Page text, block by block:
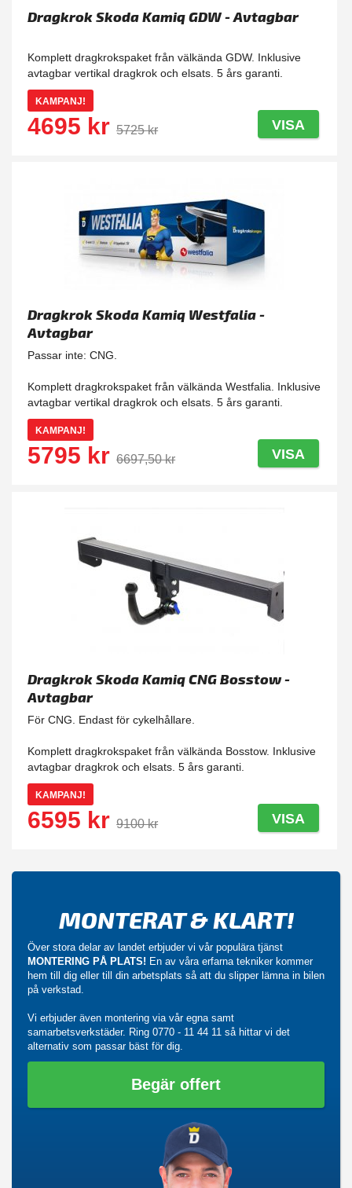
Dragkrok Skoda Kamiq GDW - Avtagbar
Komplett dragkrokspaket från välkända GDW. Inklusive
avtagbar vertikal dragkrok och elsats. 5 års garanti.
KAMPANJ!
4695 kr 5725 kr VISA
Dragkrok Skoda Kamiq Westfalia -
Avtagbar
Passar inte: CNG.
Komplett dragkrokspaket från välkända Westfalia. Inklusive
avtagbar vertikal dragkrok och elsats. 5 års garanti.
KAMPANJ!
5795 kr 6697,50 kr VISA
Dragkrok Skoda Kamiq CNG Bosstow -
Avtagbar
För CNG. Endast för cykelhållare.
Komplett dragkrokspaket från välkända Bosstow. Inklusive
avtagbar dragkrok och elsats. 5 års garanti.
KAMPANJ!
6595 kr 9100 kr VISA
MONTERAT & KLART!
Över stora delar av landet erbjuder vi vår populära tjänst
MONTERING PÅ PLATS! En av våra erfarna tekniker kommer
hem till dig eller till din arbetsplats så att du slipper lämna in bilen
på verkstad.
Vi erbjuder även montering via vår egna samt
samarbetsverkstäder. Ring 0770 - 11 44 11 så hittar vi det
alternativ som passar bäst för dig.
Begär offert